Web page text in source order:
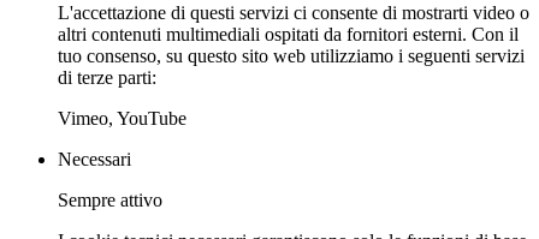
L'accettazione di questi servizi ci consente di mostrarti video o
altri contenuti multimediali ospitati da fornitori esterni. Con il
tuo consenso, su questo sito web utilizziamo i seguenti servizi
di terze parti:
Vimeo, YouTube
Necessari
Sempre attivo